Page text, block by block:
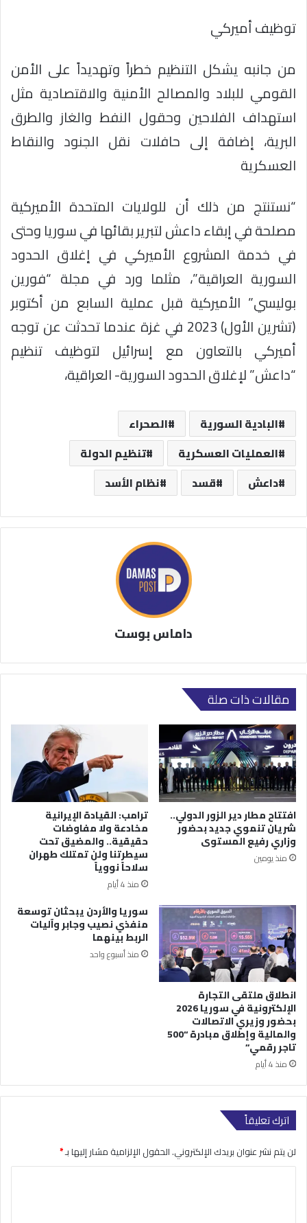
توظيف أميركي
من جانبه يشكل التنظيم خطراً وتهديداً على الأمن
القومي للبلاد والمصالح الأمنية والاقتصادية مثل
استهداف الفلاحين وحقول النفط والغاز والطرق
البرية، إضافة إلى حافلات نقل الجنود والنقاط
العسكرية
“نستنتج من ذلك أن للولايات المتحدة الأميركية
مصلحة في إبقاء داعش لتبرير بقائها في سوريا وحتى
في خدمة المشروع الأميركي في إغلاق الحدود
السورية العراقية”، مثلما ورد في مجلة “فورين
بوليسي” الأميركية قبل عملية السابع من أكتوبر
(تشرين الأول) 2023 في غزة عندما تحدثت عن توجه
أميركي بالتعاون مع إسرائيل لتوظيف تنظيم
“داعش” لإغلاق الحدود السورية- العراقية،
البادية السورية
الصحراء
العمليات العسكرية
تنظيم الدولة
داعش
قسد نظام الأسد
داماس بوست
مقالات ذات صلة
افتتاح مطار دير الزور الدولي..
شريان تنموي جديد بحضور
وزاري رفيع المستوى
منذ يومين
ترامب: القيادة الإيرانية
مخادعة ولا مفاوضات
حقيقية.. والمضيق تحت
سيطرتنا ولن تمتلك طهران
سلاحاً نووياً
منذ 4 أيام
انطلاق ملتقى التجارة
الإلكترونية في سوريا 2026
بحضور وزيري الاتصالات
والمالية وإطلاق مبادرة “500
تاجر رقمي”
منذ 4 أيام
سوريا والأردن يبحثان توسعة
منفذي نصيب وجابر وآليات
الربط بينهما
منذ أسبوع واحد
اترك تعليقاً
لن يتم نشر عنوان بريدك الإلكتروني.الحقول الإلزامية مشار إليها بـ*